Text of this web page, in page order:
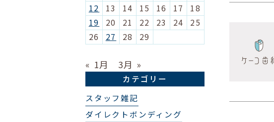
12
13 14 15 16 17
18
19
20 21 22 23 24
25
26
27 28 29
« 1月 3月 »
カテゴリー
スタッフ雑記
ダイレクトボンディング